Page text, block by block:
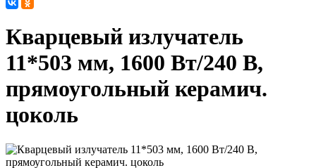
Кварцевый излучатель
11*503 мм, 1600 Вт/240 В,
прямоугольный керамич.
цоколь